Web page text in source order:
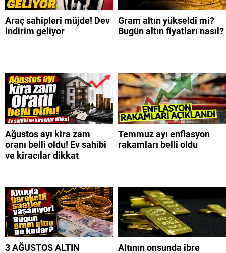
Araç sahipleri müjde! Dev
indirim geliyor
Gram altın yükseldi mi?
Bugün altın fiyatları nasıl?
Ağustos ayı kira zam
oranı belli oldu! Ev sahibi
ve kiracılar dikkat
Temmuz ayı enflasyon
rakamları belli oldu
3 AĞUSTOS ALTIN
Altının onsunda ibre